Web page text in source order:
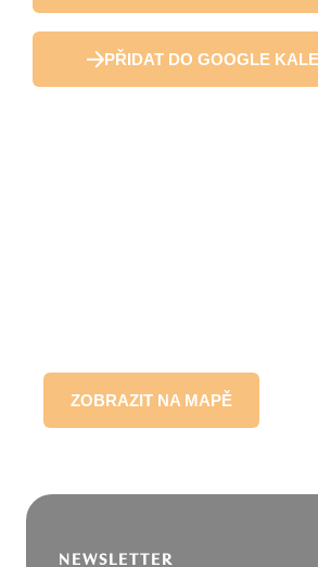
ZOBRAZIT NA MAPĚ
PŘIDAT DO GOOGLE
NEWSLETTER